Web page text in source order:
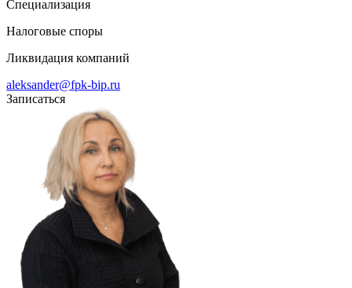
Специализация
Налоговые споры
Ликвидация компаний
aleksander@fpk-bip.ru
Записаться